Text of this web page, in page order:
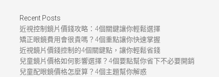
Recent Posts
近視控制鏡片價錢攻略：4個關鍵讓你輕鬆選擇
矯正眼鏡費用會很貴嗎？4個重點讓你快速掌握
近視鏡片價錢控制的4個關鍵點，讓你輕鬆省錢
兒童鏡片價格如何影響選擇？4個要點幫你省下不必要開銷
兒童配眼鏡價格怎麼算？4個主題幫你解惑